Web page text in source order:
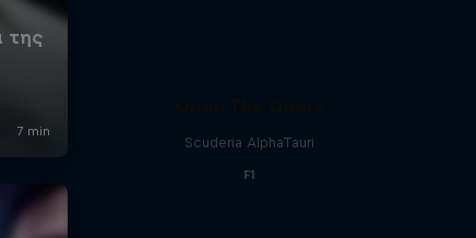
Scuderia AlphaTauri
F1